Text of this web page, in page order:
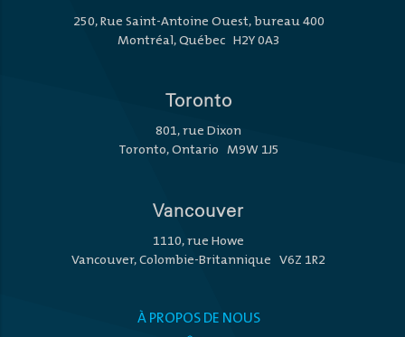
250, Rue Saint-Antoine Ouest, bureau 400
Montréal, Québec H2Y 0A3
Toronto
801, rue Dixon
Toronto, Ontario M9W 1J5
Vancouver
1110, rue Howe
Vancouver, Colombie-Britannique V6Z 1R2
À PROPOS DE NOUS